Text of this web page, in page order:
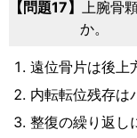
問題17
上腕骨
か。
遠位骨片は後上
内転転位残存は
整復の繰り返し